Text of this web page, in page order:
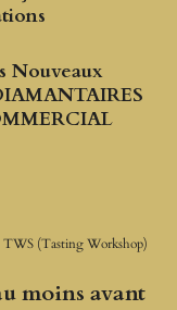
Nouveaux
(Tasting Workshop)
moins avant